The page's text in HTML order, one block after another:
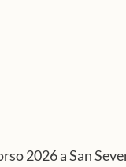
2026 a San